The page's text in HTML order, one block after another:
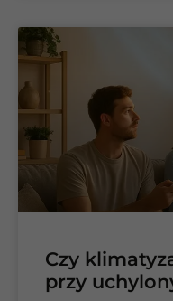
Czy
przy